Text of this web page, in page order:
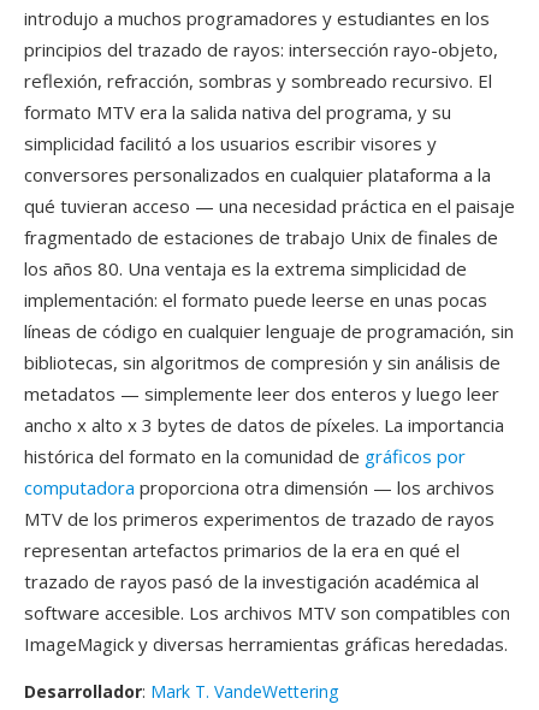
introdujo a muchos programadores y estudiantes en los
principios del trazado de rayos: intersección rayo-objeto,
reflexión, refracción, sombras y sombreado recursivo. El
formato MTV era la salida nativa del programa, y su
simplicidad facilitó a los usuarios escribir visores y
conversores personalizados en cualquier plataforma a la
qué tuvieran acceso — una necesidad práctica en el paisaje
fragmentado de estaciones de trabajo Unix de finales de
los años 80. Una ventaja es la extrema simplicidad de
implementación: el formato puede leerse en unas pocas
líneas de código en cualquier lenguaje de programación, sin
bibliotecas, sin algoritmos de compresión y sin análisis de
metadatos — simplemente leer dos enteros y luego leer
ancho x alto x 3 bytes de datos de píxeles. La importancia
histórica del formato en la comunidad de gráficos por
computadora proporciona otra dimensión — los archivos
MTV de los primeros experimentos de trazado de rayos
representan artefactos primarios de la era en qué el
trazado de rayos pasó de la investigación académica al
software accesible. Los archivos MTV son compatibles con
ImageMagick y diversas herramientas gráficas heredadas.
Desarrollador: Mark T. VandeWettering